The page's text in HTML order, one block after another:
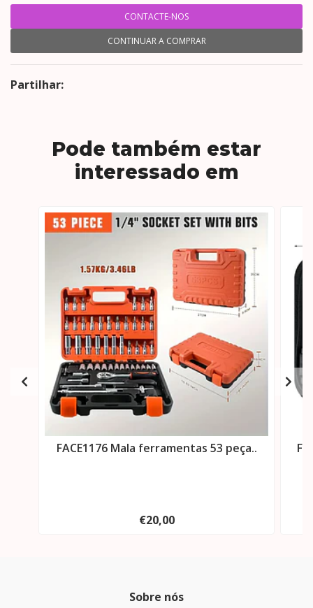
CONTACTE-NOS
CONTINUAR A COMPRAR
Partilhar:
Pode também estar
interessado em
FACE1176 Mala ferramentas 53 peça..
€20,00
Sobre nós